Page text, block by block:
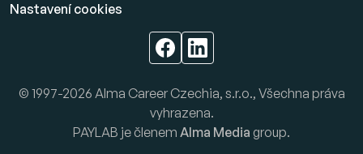
Nastavení cookies
© 1997-2026 Alma Career Czechia, s.r.o., Všechna práva
vyhrazena.
PAYLAB je členem Alma Media group.